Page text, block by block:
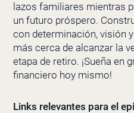
lazos familiares mientras
un futuro próspero.
con determinación, visión
más cerca de alcanzar la
etapa de retiro. ¡Sueña en
financiero hoy mismo!
Links relevantes para el